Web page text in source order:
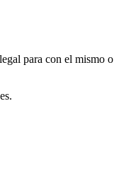
para con el mismo o